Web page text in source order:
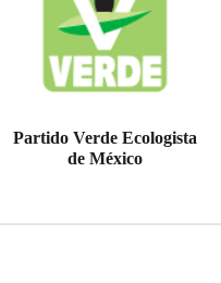
Partido Verde Ecologista
de México